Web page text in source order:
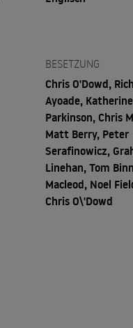
BESETZUNG
Chris O'Dowd,
Ayoade, Katherine
Parkinson, Chris
Matt Berry, Peter
Serafinowicz,
Linehan, Tom
Macleod, Noel
Chris O\'Dowd